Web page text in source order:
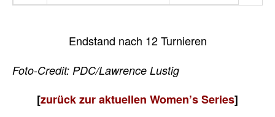
Endstand nach 12 Turnieren
Foto-Credit: PDC/Lawrence Lustig
[zurück zur aktuellen Women’s Series]